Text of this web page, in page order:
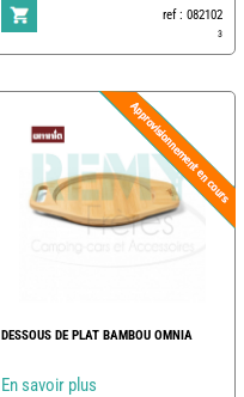
ref : 082102
3
DESSOUS DE PLAT BAMBOU OMNIA
En savoir plus